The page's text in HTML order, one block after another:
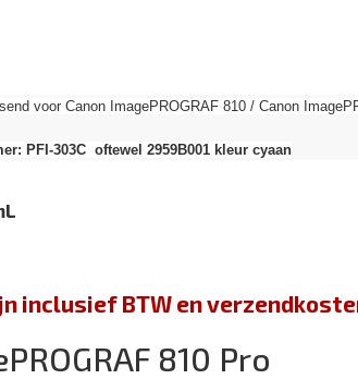
voor Canon ImagePROGRAF 810 / Canon
PFI-303C oftewel 2959B001 kleur cyaan
inclusief BTW en
810 Pro